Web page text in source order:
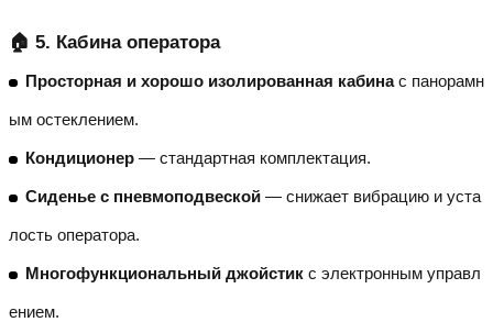
🏠 5. Кабина оператора
Просторная и хорошо изолированная кабинас панорамн
ым остеклением.
Кондиционер — стандартная комплектация.
Сиденье с пневмоподвеской — снижает вибрацию и уста
лость оператора.
Многофункциональный джойстик с электронным управл
ением.